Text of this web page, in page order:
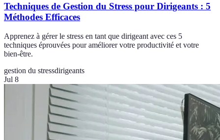
Techniques de Gestion du Stress pour Dirigeants : 5
Méthodes Efficaces
Apprenez à gérer le stress en tant que dirigeant avec ces 5
techniques éprouvées pour améliorer votre productivité et votre
bien-être.
gestion du stressdirigeants
Jul 8